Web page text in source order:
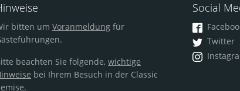
bitten um Voranmeldung für
beachten Sie folgende, wichtige
bei Ihrem Besuch in der Classic
Social
Twitter